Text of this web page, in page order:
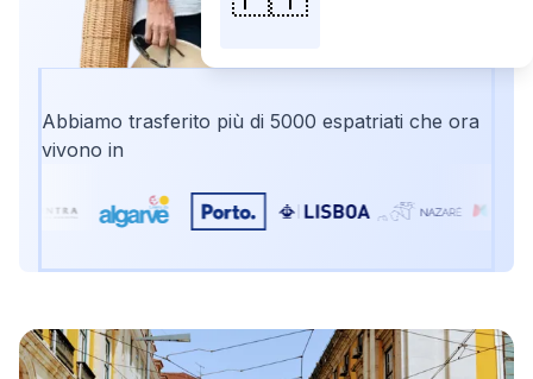
Abbiamo trasferito più di 5000 espatriati che ora
vivono in